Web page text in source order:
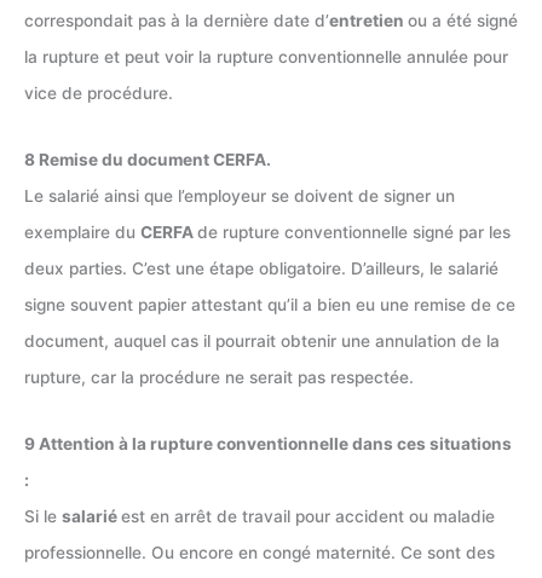
correspondait pas à la dernière date d’entretien ou a été signé
la rupture et peut voir la rupture conventionnelle annulée pour
vice de procédure.
8 Remise du document CERFA.
Le salarié ainsi que l’employeur se doivent de signer un
exemplaire du CERFAde rupture conventionnelle signé par les
deux parties. C’est une étape obligatoire. D’ailleurs, le salarié
signe souvent papier attestant qu’il a bien eu une remise de ce
document, auquel cas il pourrait obtenir une annulation de la
rupture, car la procédure ne serait pas respectée.
9 Attention à la rupture conventionnelle dans ces situations
:
Si le salariéest en arrêt de travail pour accident ou maladie
professionnelle. Ou encore en congé maternité. Ce sont des